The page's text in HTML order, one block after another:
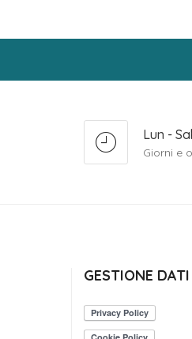
Lun -
Giorni e
GESTIONE